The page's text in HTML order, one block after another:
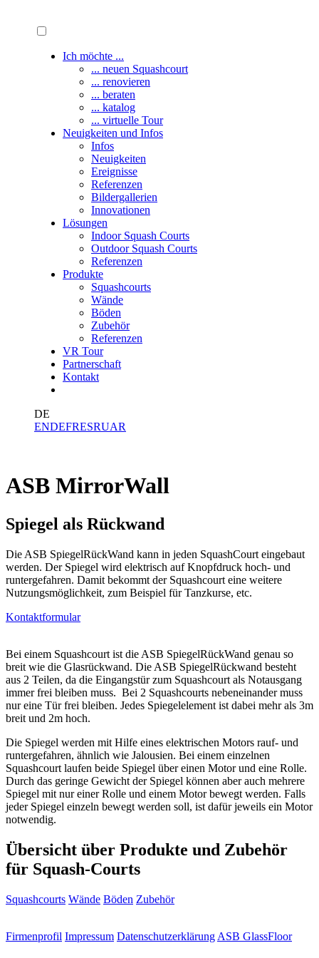
Ich möchte ...
... neuen Squashcourt
... renovieren
... beraten
... katalog
... virtuelle Tour
Neuigkeiten und Infos
Infos
Neuigkeiten
Ereignisse
Referenzen
Bildergallerien
Innovationen
Lösungen
Indoor Squash Courts
Outdoor Squash Courts
Referenzen
Produkte
Squashcourts
Wände
Böden
Zubehör
Referenzen
VR Tour
Partnerschaft
Kontakt
DE
ENDEFRESRUAR
ASB MirrorWall
Spiegel als Rückwand
Die ASB SpiegelRückWand kann in jeden SquashCourt eingebaut
werden. Der Spiegel wird elektrisch auf Knopfdruck hoch- und
runtergefahren. Damit bekommt der Squashcourt eine weitere
Nutzungsmöglichkeit, zum Beispiel für Tanzkurse, etc.
Kontaktformular
Bei einem Squashcourt ist die ASB SpiegelRückWand genau so
breit wie die Glasrückwand. Die ASB SpiegelRückwand besteht
aus 2 Teilen, da die Eingangstür zum Squashcourt als Notausgang
immer frei bleiben muss. Bei 2 Squashcourts nebeneinander muss
nur eine Tür frei bleiben. Jedes Spiegelelement ist dabei mehr als 3m
breit und 2m hoch.
Die Spiegel werden mit Hilfe eines elektrischen Motors rauf- und
runtergefahren, ähnlich wie Jalousien. Bei einem einzelnen
Squashcourt laufen beide Spiegel über einen Motor und eine Rolle.
Durch das geringe Gewicht der Spiegel können aber auch mehrere
Spiegel mit nur einer Rolle und einem Motor bewegt werden. Falls
jeder Spiegel einzeln bewegt werden soll, ist dafür jeweils ein Motor
notwendig.
Übersicht über Produkte und Zubehör
für Squash-Courts
Squashcourts Wände Böden Zubehör
Firmenprofil Impressum Datenschutzerklärung ASB GlassFloor